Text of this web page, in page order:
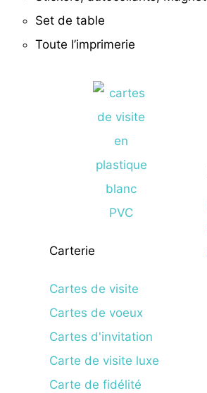
Set de table
Toute l’imprimerie
Carterie
Cartes de visite
Cartes de voeux
Cartes d'invitation
Carte de visite luxe
Carte de fidélité